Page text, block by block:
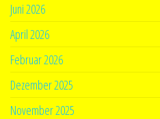
Juni 2026
April 2026
Februar 2026
Dezember 2025
November 2025